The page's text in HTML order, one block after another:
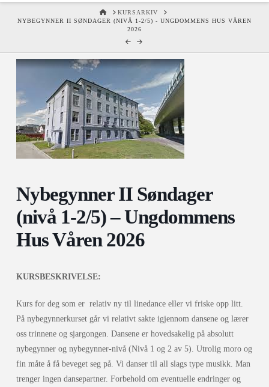
HOMEKURSARKIV
NYBEGYNNER II SØNDAGER (NIVÅ 1-2/5) - UNGDOMMENS HUS VÅREN
2026
Nybegynner II Søndager
(nivå 1-2/5) – Ungdommens
Hus Våren 2026
KURSBESKRIVELSE:
Kurs for deg som er relativ ny til linedance eller vi friske opp litt.
På nybegynnerkurset går vi relativt sakte igjennom dansene og lærer
oss trinnene og sjargongen. Dansene er hovedsakelig på absolutt
nybegynner og nybegynner-nivå (Nivå 1 og 2 av 5). Utrolig moro og
fin måte å få beveget seg på. Vi danser til all slags type musikk. Man
trenger ingen dansepartner. Forbehold om eventuelle endringer og